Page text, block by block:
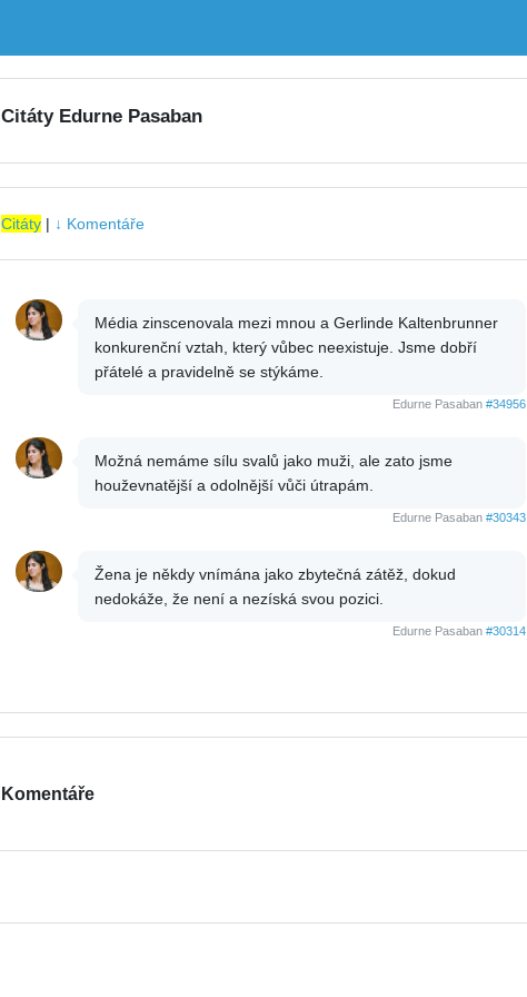
Citáty Edurne Pasaban
Citáty| ↓ Komentáře
Média zinscenovala mezi mnou a Gerlinde Kaltenbrunner
konkurenční vztah, který vůbec neexistuje. Jsme dobří
přátelé a pravidelně se stýkáme.
Edurne Pasaban #34956
Možná nemáme sílu svalů jako muži, ale zato jsme
houževnatější a odolnější vůči útrapám.
Edurne Pasaban #30343
Žena je někdy vnímána jako zbytečná zátěž, dokud
nedokáže, že není a nezíská svou pozici.
Edurne Pasaban #30314
Komentáře